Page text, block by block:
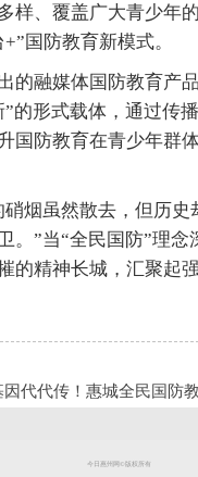
样、覆盖广大青少年
国防教育新模式。
融媒体国防教育产品
”的形式载体，通过传
国防教育在青少年群
虽然散去，但历史
。”当“全民国防”理念
的精神长城，汇聚起
因代代传！惠城全民国防
今日惠州网©版权所有